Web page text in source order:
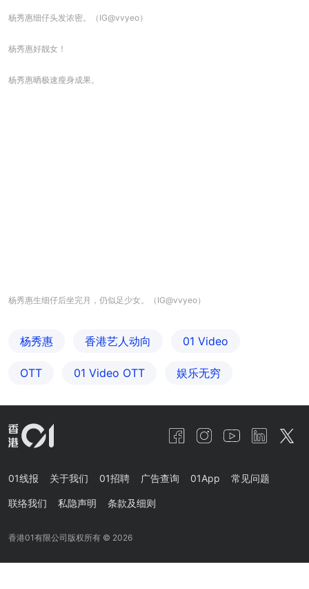
杨秀惠细仔头发浓密。（IG@vvyeo）
杨秀惠好靓女！
杨秀惠晒极速瘦身成果。
杨秀惠生细仔后坐完月，仍似足少女。（IG@vvyeo）
杨秀惠 香港艺人动向 01 Video
OTT 01‌ ‌Video‌ ‌OTT 娱乐无穷
01线报 关于我们 01招聘 广告查询 01App 常见问题
联络我们 私隐声明 条款及细则
香港01有限公司版权所有 © 2026